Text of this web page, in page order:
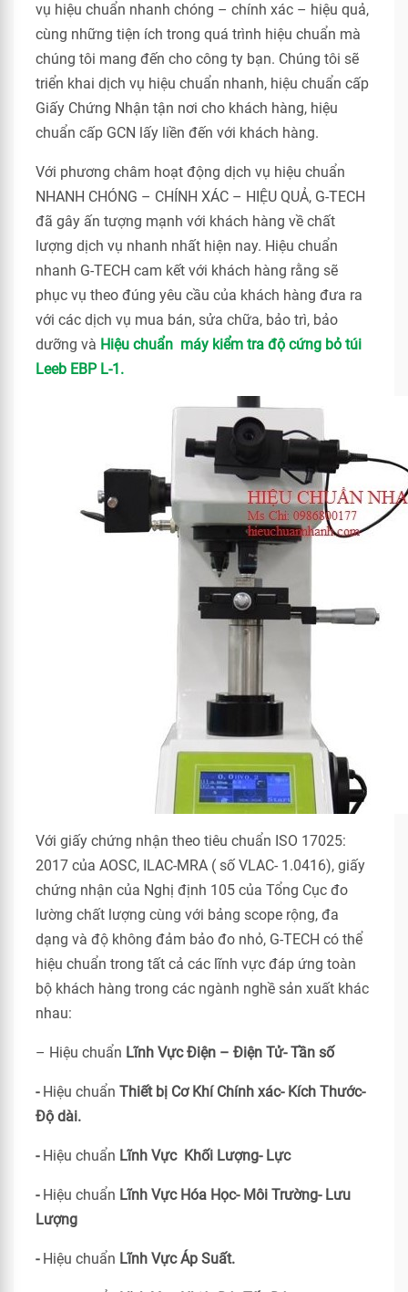
vụ hiệu chuẩn nhanh chóng – chính xác – hiệu quả,
cùng những tiện ích trong quá trình hiệu chuẩn mà
chúng tôi mang đến cho công ty bạn. Chúng tôi sẽ
triển khai dịch vụ hiệu chuẩn nhanh, hiệu chuẩn cấp
Giấy Chứng Nhận tận nơi cho khách hàng, hiệu
chuẩn cấp GCN lấy liền đến với khách hàng.
Với phương châm hoạt động dịch vụ hiệu chuẩn
NHANH CHÓNG – CHÍNH XÁC – HIỆU QUẢ, G-TECH
đã gây ấn tượng mạnh với khách hàng về chất
lượng dịch vụ nhanh nhất hiện nay. Hiệu chuẩn
nhanh G-TECH cam kết với khách hàng rằng sẽ
phục vụ theo đúng yêu cầu của khách hàng đưa ra
với các dịch vụ mua bán, sửa chữa, bảo trì, bảo
dưỡng và Hiệu chuẩn máy kiểm tra độ cứng bỏ túi
Leeb EBP L-1.
Với giấy chứng nhận theo tiêu chuẩn ISO 17025:
2017 của AOSC, ILAC-MRA ( số VLAC- 1.0416), giấy
chứng nhận của Nghị định 105 của Tổng Cục đo
lường chất lượng cùng với bảng scope rộng, đa
dạng và độ không đảm bảo đo nhỏ, G-TECH có thể
hiệu chuẩn trong tất cả các lĩnh vực đáp ứng toàn
bộ khách hàng trong các ngành nghề sản xuất khác
nhau:
– Hiệu chuẩn Lĩnh Vực Điện – Điện Tử- Tần số
- Hiệu chuẩn Thiết bị Cơ Khí Chính xác- Kích Thước-
Độ dài.
- Hiệu chuẩn Lĩnh Vực Khối Lượng- Lực
- Hiệu chuẩn Lĩnh Vực Hóa Học- Môi Trường- Lưu
Lượng
- Hiệu chuẩn Lĩnh Vực Áp Suất.